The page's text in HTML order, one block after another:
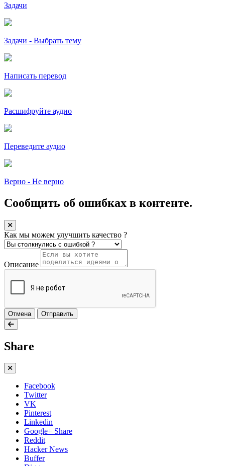
Задачи
Задачи - Выбрать тему
Написать перевод
Расшифруйте аудио
Переведите аудио
Верно - Не верно
Сообщить об ошибках в контенте.
Как мы можем улучшить качество ?
Описание
Отмена Отправить
Share
Facebook
Twitter
VK
Pinterest
Linkedin
Google+ Share
Reddit
Hacker News
Buffer